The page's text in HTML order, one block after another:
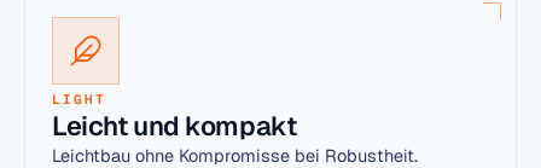
LIGHT
Leicht und kompakt
Leichtbau ohne Kompromisse bei Robustheit.